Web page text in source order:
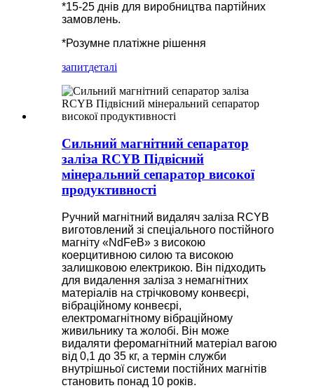
*15-25 днів для виробництва партійних
замовлень.
*Розумне платіжне рішення
запитдеталі
Сильний магнітний сепаратор
заліза RCYB Підвісний
мінеральний сепаратор високої
продуктивності
Ручний магнітний видаляч заліза RCYB
виготовлений зі спеціального постійного
магніту «NdFeB» з високою
коерцитивною силою та високою
залишковою електрикою. Він підходить
для видалення заліза з немагнітних
матеріалів на стрічковому конвеєрі,
вібраційному конвеєрі,
електромагнітному вібраційному
живильнику та жолобі. Він може
видаляти феромагнітний матеріал вагою
від 0,1 до 35 кг, а термін служби
внутрішньої системи постійних магнітів
становить понад 10 років.